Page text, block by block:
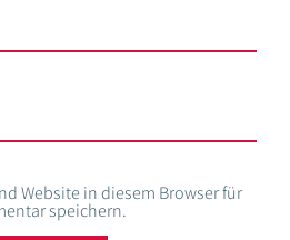
Website in diesem Browser für
speichern.